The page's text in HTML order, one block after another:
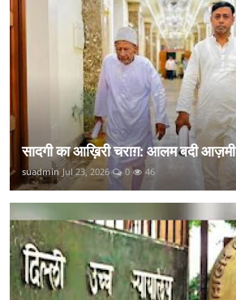
सादगी का आख़िरी चराग़: आलम बदी आज़मी
suadmin Jul 23, 2026 0 46